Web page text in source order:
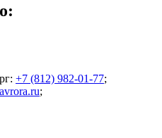
: +7 (812) 982-01-77;
;